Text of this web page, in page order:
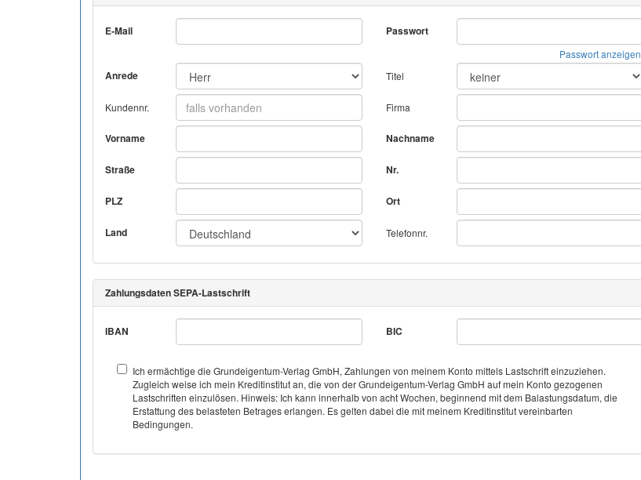
E-Mail Passwort
Passwort anzeigen
Anrede Titel
Kundennr. Firma
Vorname Nachname
Straße Nr.
PLZ Ort
Land Telefonnr.
Zahlungsdaten SEPA-Lastschrift
IBAN BIC
Ich ermächtige die Grundeigentum-Verlag GmbH, Zahlungen von meinem Konto mittels Lastschrift einzuziehen.
Zugleich weise ich mein Kreditinstitut an, die von der Grundeigentum-Verlag GmbH auf mein Konto gezogenen
Lastschriften einzulösen. Hinweis: Ich kann innerhalb von acht Wochen, beginnend mit dem Balastungsdatum, die
Erstattung des belasteten Betrages erlangen. Es gelten dabei die mit meinem Kreditinstitut vereinbarten
Bedingungen.